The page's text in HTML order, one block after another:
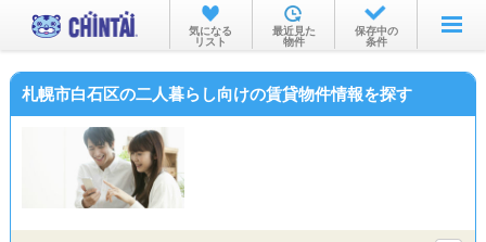
お部屋を探す
沿線・駅から
物件特集から
気になる
リスト
最近見た
物件
保存中の
条件
札幌市白石区の二人暮らし向けの賃貸物件情報を探す